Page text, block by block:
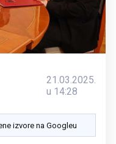
21.03.2025.
u 14:28
izvore na Googleu